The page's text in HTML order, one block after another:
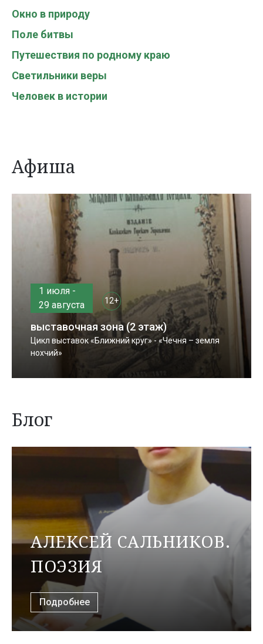
Окно в природу
Поле битвы
Путешествия по родному краю
Светильники веры
Человек в истории
Афиша
1 июля -
29 августа
12+
выставочная зона (2 этаж)
Цикл выставок «Ближний круг» - «Чечня – земля
нохчий»
Блог
АЛЕКСЕЙ САЛЬНИКОВ.
ПОЭЗИЯ
Подробнее